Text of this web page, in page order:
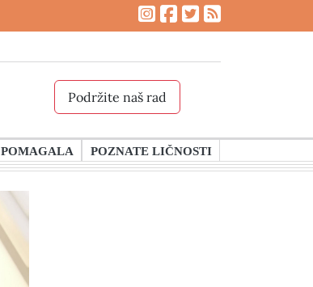
Podržite naš rad
POMAGALA POZNATE LIČNOSTI